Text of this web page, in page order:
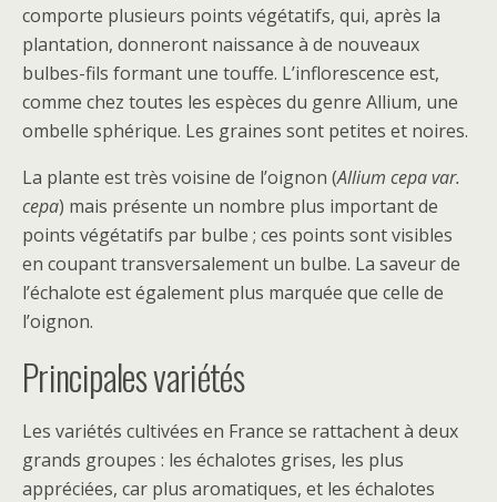
comporte plusieurs points végétatifs, qui, après la
plantation, donneront naissance à de nouveaux
bulbes-fils formant une touffe. L’inflorescence est,
comme chez toutes les espèces du genre Allium, une
ombelle sphérique. Les graines sont petites et noires.
La plante est très voisine de l’oignon (Allium cepa var.
cepa) mais présente un nombre plus important de
points végétatifs par bulbe ; ces points sont visibles
en coupant transversalement un bulbe. La saveur de
l’échalote est également plus marquée que celle de
l’oignon.
Principales variétés
Les variétés cultivées en France se rattachent à deux
grands groupes : les échalotes grises, les plus
appréciées, car plus aromatiques, et les échalotes